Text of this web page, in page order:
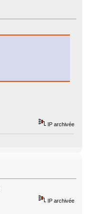
IP archivée
IP archivée